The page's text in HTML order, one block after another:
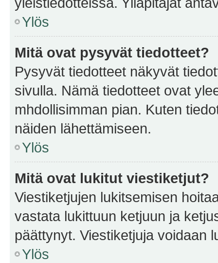
Ylös
Mitä ovat pysyvät tiedotteet?
Pysyvät tiedotteet näkyvät
sivulla. Nämä tiedotteet ovat
mhdollisimman pian. Kuten
näiden lähettämiseen.
Ylös
Mitä ovat lukitut viestiketjut?
Viestiketjujen lukitsemisen
vastata lukittuun ketjuun ja
päättynyt. Viestiketjuja voidaan
Ylös